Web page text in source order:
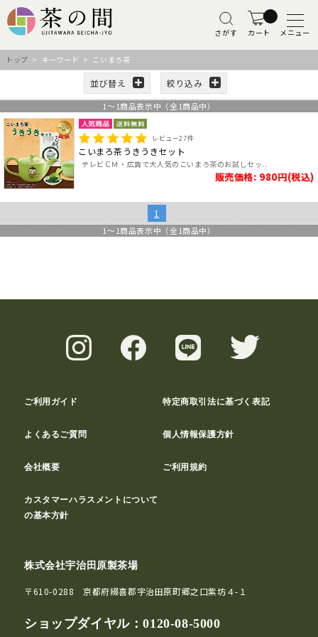
さがす カート メニュー
トップ > キーワード > こいまろ茶
並び替え 絞り込み
1 ～ 1商品表示中（全 1商品中）
レビュー27件
こいまろ茶うきうきセット
テレビＣＭ・広告で大人気のこいまろ茶のお試しセッ..
販売価格: 980円(税込)
1
1 ～ 1商品表示中（全 1商品中）
ご利用ガイド 特定商取引法に基づく表記
よくあるご質問 個人情報保護方針
会社概要 ご利用規約
カスタマーハラスメントについて
の基本方針
株式会社宇治田原製茶場
〒610-0288 京都府綴喜郡宇治田原町郷之口紫坊４-１
ショップダイヤル：0120-08-5000